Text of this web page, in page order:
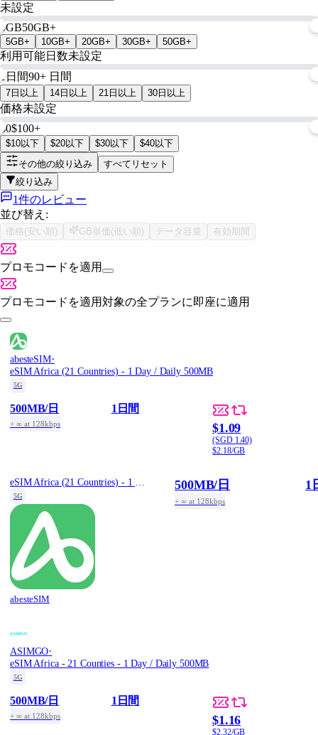
未設定
0GB50GB+
5GB+ 10GB+ 20GB+ 30GB+ 50GB+
利用可能日数未設定
1日間90+ 日間
7日以上 14日以上 21日以上 30日以上
価格未設定
$0$100+
$10以下 $20以下 $30以下
$40以下
その他の絞り込み
すべてリセット
絞り込み
1件のレビュー
並び替え:
価格(安い順) GB単価(低い順) データ容量 有効期間
プロモコードを適用
プロモコードを適用対象の全プランに即座に適用
abesteSIM·
eSIM Africa (21 Countries) - 1 Day / Daily 500MB
5G
500MB/日
+ ∞ at 128kbps
1日間
$1.09
(SGD 1.40)
$2.18/GB
5G
abesteSIM
500MB/日
+ ∞ at 128kbps
1
ASIMGO·
eSIM Africa - 21 Counties - 1 Day / Daily 500MB
5G
500MB/日
+ ∞ at 128kbps
1日間
$1.16
$2.32/GB